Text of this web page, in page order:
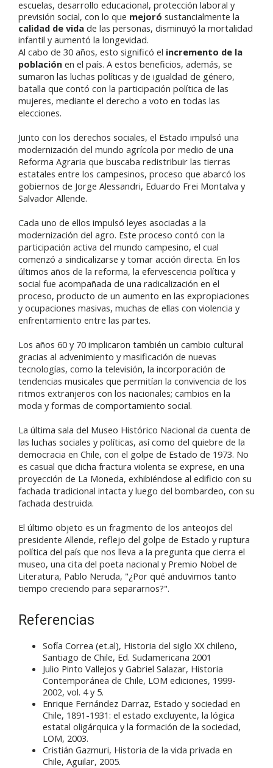
escuelas, desarrollo educacional, protección laboral y
previsión social, con lo que mejoró sustancialmente la
calidad de vida de las personas, disminuyó la mortalidad
infantil y aumentó la longevidad.
Al cabo de 30 años, esto significó el incremento de la
población en el país. A estos beneficios, además, se
sumaron las luchas políticas y de igualdad de género,
batalla que contó con la participación política de las
mujeres, mediante el derecho a voto en todas las
elecciones.
Junto con los derechos sociales, el Estado impulsó una
modernización del mundo agrícola por medio de una
Reforma Agraria que buscaba redistribuir las tierras
estatales entre los campesinos, proceso que abarcó los
gobiernos de Jorge Alessandri, Eduardo Frei Montalva y
Salvador Allende.
Cada uno de ellos impulsó leyes asociadas a la
modernización del agro. Este proceso contó con la
participación activa del mundo campesino, el cual
comenzó a sindicalizarse y tomar acción directa. En los
últimos años de la reforma, la efervescencia política y
social fue acompañada de una radicalización en el
proceso, producto de un aumento en las expropiaciones
y ocupaciones masivas, muchas de ellas con violencia y
enfrentamiento entre las partes.
Los años 60 y 70 implicaron también un cambio cultural
gracias al advenimiento y masificación de nuevas
tecnologías, como la televisión, la incorporación de
tendencias musicales que permitían la convivencia de los
ritmos extranjeros con los nacionales; cambios en la
moda y formas de comportamiento social.
La última sala del Museo Histórico Nacional da cuenta de
las luchas sociales y políticas, así como del quiebre de la
democracia en Chile, con el golpe de Estado de 1973. No
es casual que dicha fractura violenta se exprese, en una
proyección de La Moneda, exhibiéndose al edificio con su
fachada tradicional intacta y luego del bombardeo, con su
fachada destruida.
El último objeto es un fragmento de los anteojos del
presidente Allende, reflejo del golpe de Estado y ruptura
política del país que nos lleva a la pregunta que cierra el
museo, una cita del poeta nacional y Premio Nobel de
Literatura, Pablo Neruda, "¿Por qué anduvimos tanto
tiempo creciendo para separarnos?".
Referencias
Sofía Correa (et.al), Historia del siglo XX chileno,
Santiago de Chile, Ed. Sudamericana 2001
Julio Pinto Vallejos y Gabriel Salazar, Historia
Contemporánea de Chile, LOM ediciones, 1999-
2002, vol. 4 y 5.
Enrique Fernández Darraz, Estado y sociedad en
Chile, 1891-1931: el estado excluyente, la lógica
estatal oligárquica y la formación de la sociedad,
LOM, 2003.
Cristián Gazmuri, Historia de la vida privada en
Chile, Aguilar, 2005.